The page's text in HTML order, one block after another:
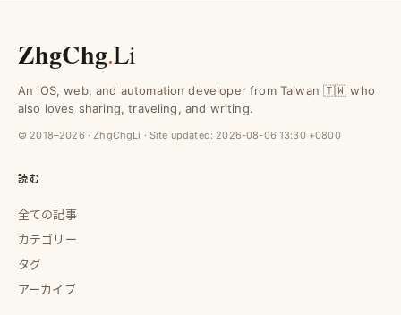
ZhgChg.Li
An iOS, web, and automation developer from Taiwan 🇹🇼 who
also loves sharing, traveling, and writing.
© 2018–2026 · ZhgChgLi · Site updated: 2026-08-06 13:30 +0800
読む
全ての記事
カテゴリー
タグ
アーカイブ